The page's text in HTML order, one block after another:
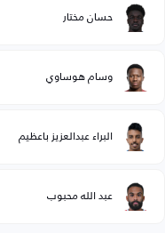
حسان مختار
وسام هوساوي
البراء عبدالعزيز باعظيم
عبد الله محبوب